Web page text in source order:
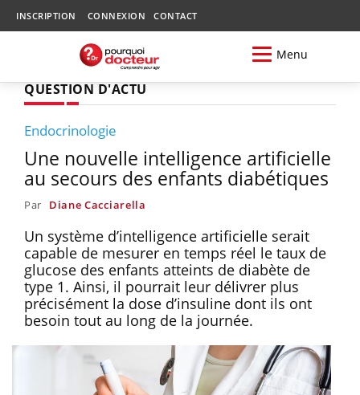
INSCRIPTION CONNEXION CONTACT
Menu
QUESTION D'ACTU
Endocrinologie
Une nouvelle intelligence artificielle
au secours des enfants diabétiques
Par Diane Cacciarella
Un système d’intelligence artificielle serait
capable de mesurer en temps réel le taux de
glucose des enfants atteints de diabète de
type 1. Ainsi, il pourrait leur délivrer plus
précisément la dose d’insuline dont ils ont
besoin tout au long de la journée.